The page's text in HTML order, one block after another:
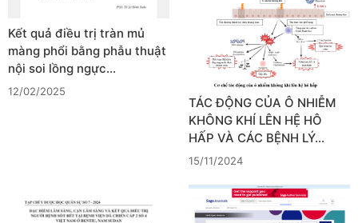
Kết quả điều trị tràn mủ
màng phổi bằng phẫu thuật
nội soi lồng ngực…
12/02/2025
TÁC ĐỘNG CỦA Ô NHIỄM
KHÔNG KHÍ LÊN HỆ HÔ
HẤP VÀ CÁC BỆNH LÝ…
15/11/2024